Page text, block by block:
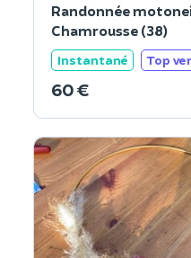
Randonnée
Chamrousse (38)
Instantané Top
60 €